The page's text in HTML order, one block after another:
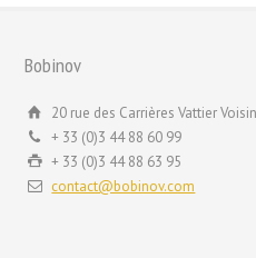
Bobinov
20 rue des Carrières Vattier
+ 33 (0)3 44 88 60 99
+ 33 (0)3 44 88 63 95
contact@bobinov.com